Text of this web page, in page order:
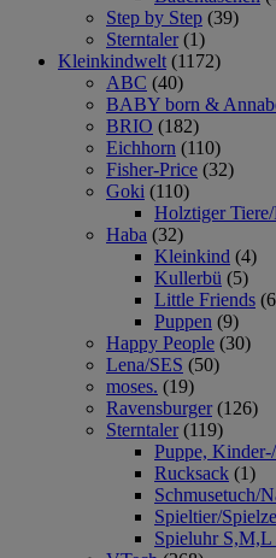
Step by Step (39)
Sterntaler (1)
Kleinkindwelt (1172)
ABC (40)
BABY born &
BRIO (182)
Eichhorn (110)
Fisher-Price (32)
Goki (110)
Holztiger
Haba (32)
Kleinkind (4)
Kullerbü (5)
Little Friends
Puppen (9)
Happy People (30)
Lena/SES (50)
moses. (19)
Ravensburger (126)
Sterntaler (119)
Puppe,
Rucksack (1)
Schmusetuch/
Spieltier/
Spieluhr